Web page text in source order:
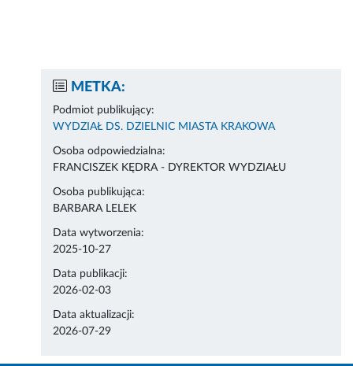
METKA:
Podmiot publikujący:
WYDZIAŁ DS. DZIELNIC MIASTA KRAKOWA
Osoba odpowiedzialna:
FRANCISZEK KĘDRA - DYREKTOR WYDZIAŁU
Osoba publikująca:
BARBARA LELEK
Data wytworzenia:
2025-10-27
Data publikacji:
2026-02-03
Data aktualizacji:
2026-07-29